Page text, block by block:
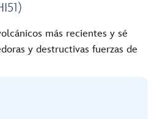
más recientes y sé
y destructivas fuerzas de